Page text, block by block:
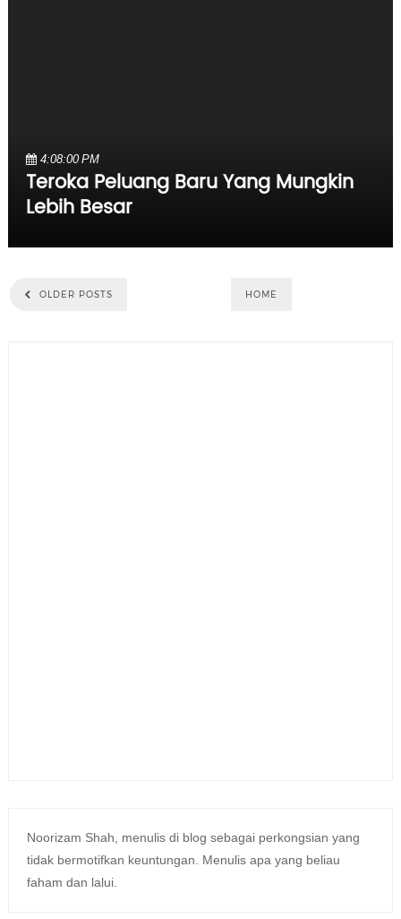
4:08:00 PM
Teroka Peluang Baru Yang Mungkin
Lebih Besar
OLDER POSTS HOME
Noorizam Shah, menulis di blog sebagai perkongsian yang
tidak bermotifkan keuntungan. Menulis apa yang beliau
faham dan lalui.